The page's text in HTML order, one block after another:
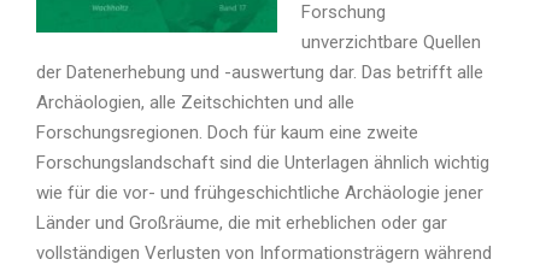
Forschung
unverzichtbare Quellen
der Datenerhebung und -auswertung dar. Das betrifft alle
Archäologien, alle Zeitschichten und alle
Forschungsregionen. Doch für kaum eine zweite
Forschungslandschaft sind die Unterlagen ähnlich wichtig
wie für die vor- und frühgeschichtliche Archäologie jener
Länder und Großräume, die mit erheblichen oder gar
vollständigen Verlusten von Informationsträgern während